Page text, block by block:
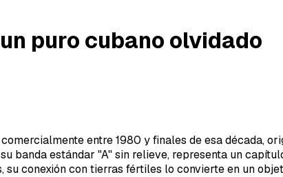
puro cubano olvidado
entre 1980 y finales de esa década,
banda estándar "A" sin relieve, representa un
conexión con tierras fértiles lo convierte en un